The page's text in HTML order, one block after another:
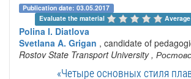
Publication date: 03.05.2017
Evaluate the material
Polina I. Diatlova
Svetlana A. Grigan , candidate of
Rostov State Transport University ,
«Четыре основных стиля